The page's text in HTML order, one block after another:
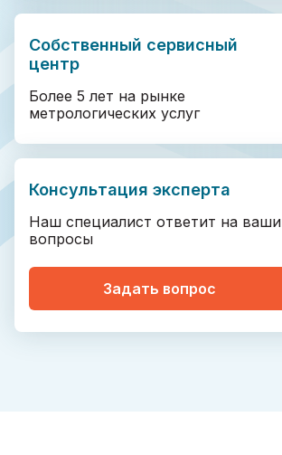
Собственный сервисный
центр
Более 5 лет на рынке
метрологических услуг
Консультация эксперта
Наш специалист ответит на ваши
вопросы
Задать вопрос